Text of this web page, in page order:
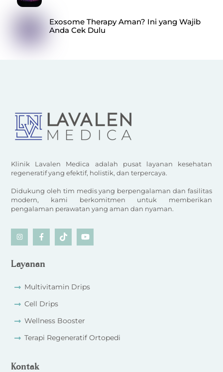
Exosome Therapy Aman? Ini yang Wajib
Anda Cek Dulu
Klinik Lavalen Medica adalah pusat layanan kesehatan
regeneratif yang efektif, holistik, dan terpercaya.
Didukung oleh tim medis yang berpengalaman dan fasilitas
modern, kami berkomitmen untuk memberikan
pengalaman perawatan yang aman dan nyaman.
Icon
Icon
Icon
Icon
Layanan
Multivitamin Drips
Cell Drips
Wellness Booster
Terapi Regeneratif Ortopedi
Kontak